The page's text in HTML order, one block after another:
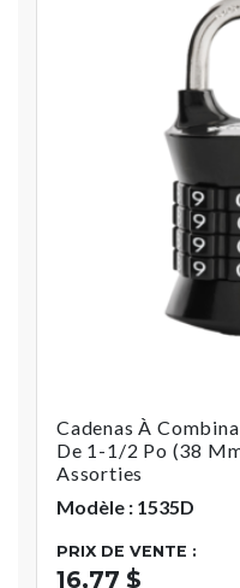
Cadenas À
De 1-1/2 Po (38
Assorties
Modèle : 1535D
PRIX DE VENTE :
16,77 $